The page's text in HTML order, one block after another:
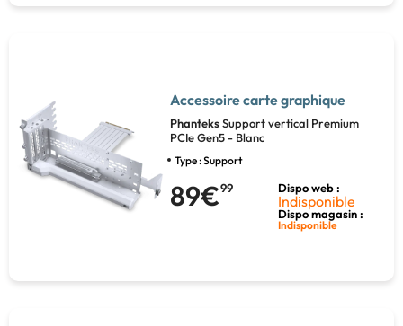
Accessoire carte graphique
PhanteksSupport vertical Premium
PCIe Gen5 - Blanc
Type : Support
89€99 Dispo web :
Indisponible
Dispo magasin :
Indisponible